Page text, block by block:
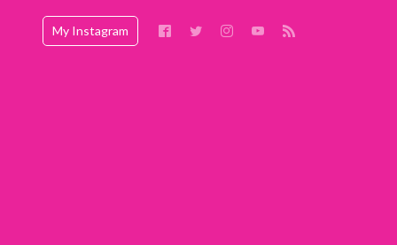
My Instagram